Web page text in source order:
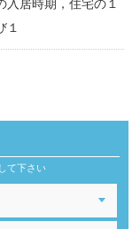
居時期，住宅の１
て下さい